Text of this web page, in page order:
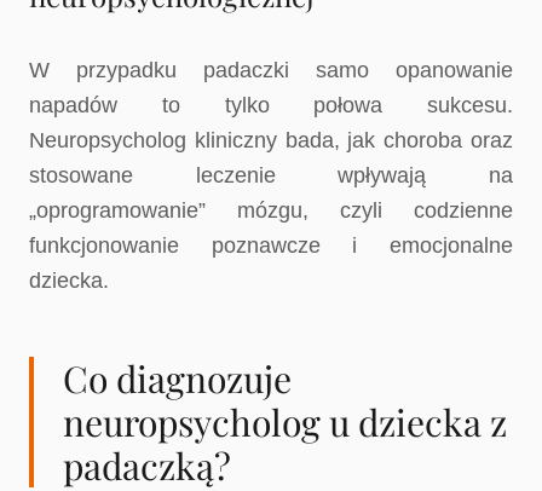
W przypadku padaczki samo opanowanie
napadów to tylko połowa sukcesu.
Neuropsycholog kliniczny bada, jak choroba oraz
stosowane leczenie wpływają na
„oprogramowanie” mózgu, czyli codzienne
funkcjonowanie poznawcze i emocjonalne
dziecka.
Co diagnozuje
neuropsycholog u dziecka z
padaczką?